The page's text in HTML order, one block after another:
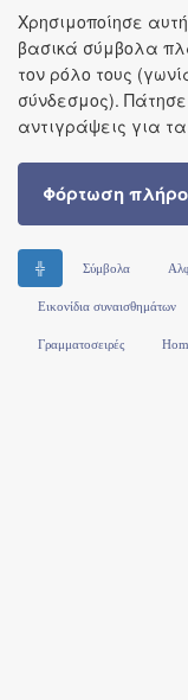
Χρησιμοποίησε
βασικά σύμβολα
τον ρόλο τους
σύνδεσμος).
αντιγράψεις για
Φόρτωση
╬ Σύμβολα
Εικονίδια συναισθημάτων
Γραμματοσειρές